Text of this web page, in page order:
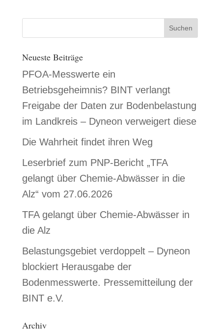
Neueste Beiträge
PFOA-Messwerte ein
Betriebsgeheimnis? BINT verlangt
Freigabe der Daten zur Bodenbelastung
im Landkreis – Dyneon verweigert diese
Die Wahrheit findet ihren Weg
Leserbrief zum PNP-Bericht „TFA
gelangt über Chemie-Abwässer in die
Alz“ vom 27.06.2026
TFA gelangt über Chemie-Abwässer in
die Alz
Belastungsgebiet verdoppelt – Dyneon
blockiert Herausgabe der
Bodenmesswerte. Pressemitteilung der
BINT e.V.
Archiv